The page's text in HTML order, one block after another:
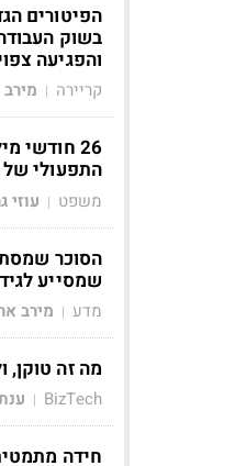
והפגיעה
קריירה |
26 חודשי
התפעולי
משפט | עוזי
הסוכר
שמסייע
מדע | מירב
מה זה טוקן,
BizTech
|
חידה